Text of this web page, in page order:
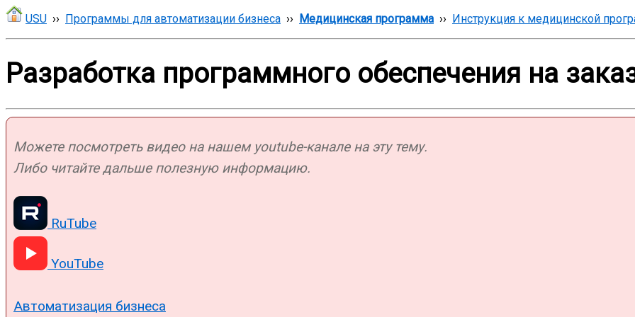
USU ›› Программы для автоматизации бизнеса ›› Медицинская программа ›› Инструкция к медицинской
Разработка программного обеспечения на
Можете посмотреть видео на нашем youtube-канале на эту тему.
Либо читайте дальше полезную информацию.
RuTube
YouTube
Автоматизация бизнеса